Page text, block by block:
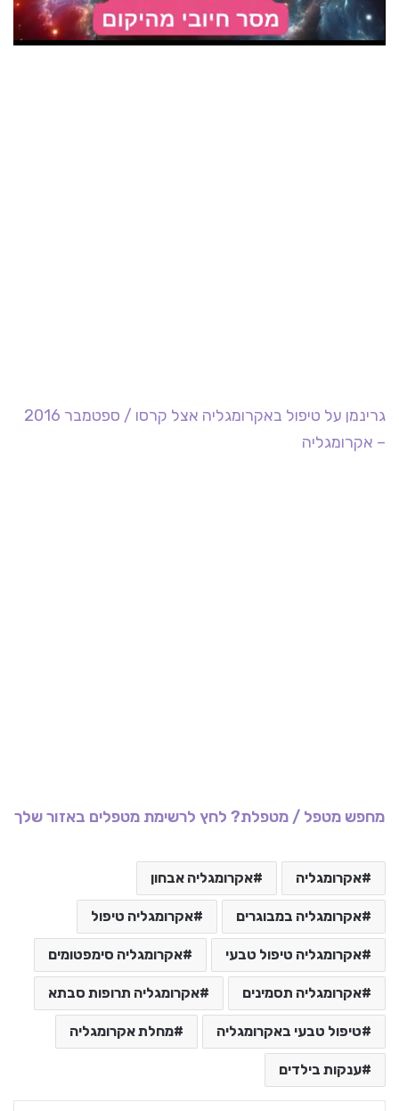
גרינמן על טיפול באקרומגליה אצל קרסו / ספטמבר 2016
– אקרומגליה
מחפש מטפל / מטפלת? לחץ לרשימת מטפלים באזור שלך
אקרומגליה אקרומגליה אבחון
אקרומגליה במבוגרים אקרומגליה טיפול
אקרומגליה טיפול טבעי אקרומגליה סימפטומים
אקרומגליה תסמינים אקרומגליה תרופות סבתא
טיפול טבעי באקרומגליה מחלת אקרומגליה
ענקות בילדים